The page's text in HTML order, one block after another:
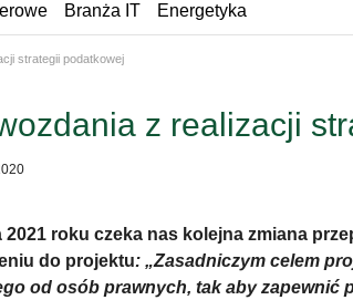
Branża IT Energetyka
strategii podatkowej
z realizacji
2021 roku czeka nas kolejna zmiana
do projektu: „Zasadniczym celem
od osób prawnych, tak aby zapewnić